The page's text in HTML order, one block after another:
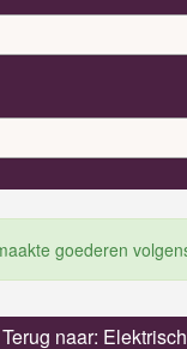
goederen
Terug naar: